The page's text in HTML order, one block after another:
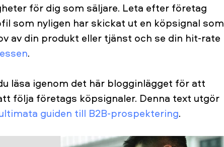
för dig som säljare. Leta efter företag
som nyligen har skickat ut en köpsignal som
av din produkt eller tjänst och se din hit-rate
.
läsa igenom det här blogginlägget för att
följa företags köpsignaler. Denna text utgör
guiden till B2B-prospektering.